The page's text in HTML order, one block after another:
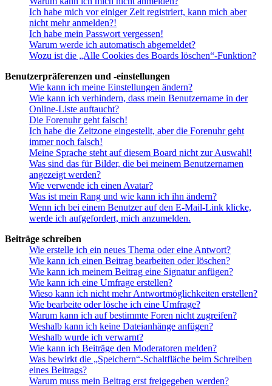
Ich habe mich vor einiger Zeit registriert, kann mich aber
nicht mehr anmelden?!
Ich habe mein Passwort vergessen!
Warum werde ich automatisch abgemeldet?
Wozu ist die „Alle Cookies des Boards löschen“-Funktion?
Benutzerpräferenzen und -einstellungen
Wie kann ich meine Einstellungen ändern?
Wie kann ich verhindern, dass mein Benutzername in der
Online-Liste auftaucht?
Die Forenuhr geht falsch!
Ich habe die Zeitzone eingestellt, aber die Forenuhr geht
immer noch falsch!
Meine Sprache steht auf diesem Board nicht zur Auswahl!
Was sind das für Bilder, die bei meinem Benutzernamen
angezeigt werden?
Wie verwende ich einen Avatar?
Was ist mein Rang und wie kann ich ihn ändern?
Wenn ich bei einem Benutzer auf den E-Mail-Link klicke,
werde ich aufgefordert, mich anzumelden.
Beiträge schreiben
Wie erstelle ich ein neues Thema oder eine Antwort?
Wie kann ich einen Beitrag bearbeiten oder löschen?
Wie kann ich meinem Beitrag eine Signatur anfügen?
Wie kann ich eine Umfrage erstellen?
Wieso kann ich nicht mehr Antwortmöglichkeiten erstellen?
Wie bearbeite oder lösche ich eine Umfrage?
Warum kann ich auf bestimmte Foren nicht zugreifen?
Weshalb kann ich keine Dateianhänge anfügen?
Weshalb wurde ich verwarnt?
Wie kann ich Beiträge den Moderatoren melden?
Was bewirkt die „Speichern“-Schaltfläche beim Schreiben
eines Beitrags?
Warum muss mein Beitrag erst freigegeben werden?